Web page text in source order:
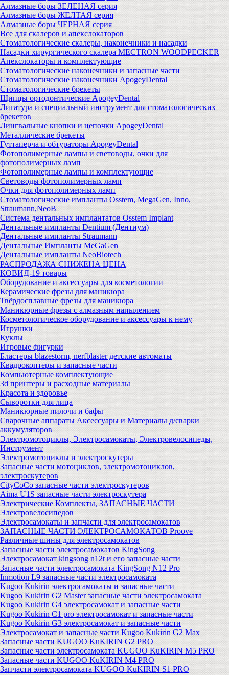
Алмазные боры ЗЕЛЕНАЯ серия
Алмазные боры ЖЕЛТАЯ серия
Алмазные боры ЧЕРНАЯ серия
Все для скалеров и апекслокаторов
Стоматологические скалеры, наконечники и насадки
Насадки хирургического скалера MECTRON WOODPECKER
Апекслокаторы и комплектующие
Стоматологические наконечники и запасные части
Стоматологические наконечники ApogeyDental
Стоматологические брекеты
Щипцы ортодонтические ApogeyDental
Лигатура и специальный инструмент для стоматологических
брекетов
Лингвальные кнопки и цепочки ApogeyDental
Металлические брекеты
Гуттаперча и обтураторы ApogeyDental
Фотополимерные лампы и световоды, очки для
фотополимерных ламп
Фотополимерные лампы и комплектующие
Световоды фотополимерных ламп
Очки для фотополимерных ламп
Стоматологические импланты Osstem, MegaGen, Inno,
Straumann,NeoB
Система дентальных имплантатов Osstem Implant
Дентальные импланты Dentium (Дентиум)
Дентальные импланты Straumann
Дентальные Импланты MeGaGen
Дентальные импланты NeoBiotech
РАСПРОДАЖА СНИЖЕНА ЦЕНА
КОВИД-19 товары
Оборудование и аксессуары для косметологии
Керамические фрезы для маникюра
Твёрдосплавные фрезы для маникюра
Маникюрные фрезы с алмазным напылением
Косметологическое оборудование и аксессуары к нему
Игрушки
Куклы
Игровые фигурки
Бластеры blazestorm, nerfblaster детские автоматы
Квадрокоптеры и запасные части
Компьютерные комплектующие
3d принтеры и расходные материалы
Красота и здоровье
Сыворотки для лица
Маникюрные пилочи и бафы
Сварочные аппараты Аксессуары и Материалы д/сварки
аккумуляторов
Электромотоциклы, Электросамокаты, Электровелосипеды,
Инструмент
Электромотоциклы и электроскутеры
Запасные части мотоциклов, электромотоциклов,
электроскутеров
CityCoCo запасные части электроскутеров
Aima U1S запасные части электроскутера
Электрические Комплекты, ЗАПАСНЫЕ ЧАСТИ
Электровелосипедов
Электросамокаты и запчасти для электросамокатов
ЗАПАСНЫЕ ЧАСТИ ЭЛЕКТРОСАМОКАТОВ Proove
Различные шины для электросамокатов
Запасные части электросамокатов KingSong
Электросамокат kingsong n12t и его запасные части
Запасные части электросамоката KingSong N12 Pro
Inmotion L9 запасные части электросамоката
Kugoo Kukirin электросамокаты и запасные части
Kugoo Kukirin G2 Master запасные части электросамоката
Kugoo Kukirin G4 электросамокат и запасные части
Kugoo Kukirin C1 pro электросамокат и запасные части
Kugoo Kukirin G3 электросамокат и запасные части
Электросамокат и запасные части Kugoo Kukirin G2 Max
Запасные части KUGOO KuKIRIN G2 PRO
Запасные части электросамоката KUGOO KuKIRIN M5 PRO
Запасные части KUGOO KuKIRIN M4 PRO
Запчасти электросамоката KUGOO KuKIRIN S1 PRO